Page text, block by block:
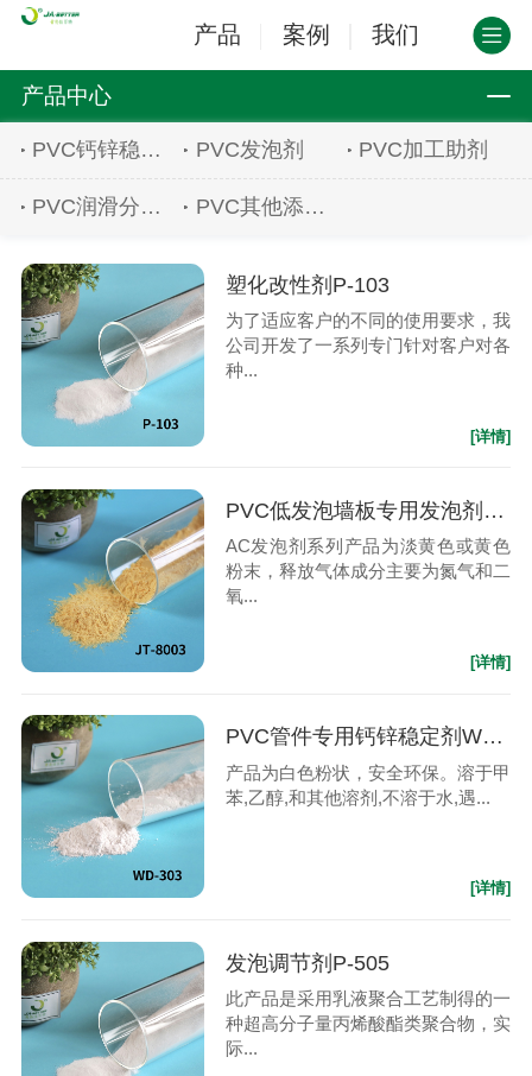
产品 案例 我们
产品中心
PVC钙锌稳定剂 PVC发泡剂 PVC加工助剂
PVC润滑分散剂 PVC其他添加剂
塑化改性剂P-103
为了适应客户的不同的使用要求，我
公司开发了一系列专门针对客户对各
种...
[详情]
PVC低发泡墙板专用发泡剂JT-8003
AC发泡剂系列产品为淡黄色或黄色
粉末，释放气体成分主要为氮气和二
氧...
[详情]
PVC管件专用钙锌稳定剂WD-303
产品为白色粉状，安全环保。溶于甲
苯,乙醇,和其他溶剂,不溶于水,遇...
[详情]
发泡调节剂P-505
此产品是采用乳液聚合工艺制得的一
种超高分子量丙烯酸酯类聚合物，实
际...